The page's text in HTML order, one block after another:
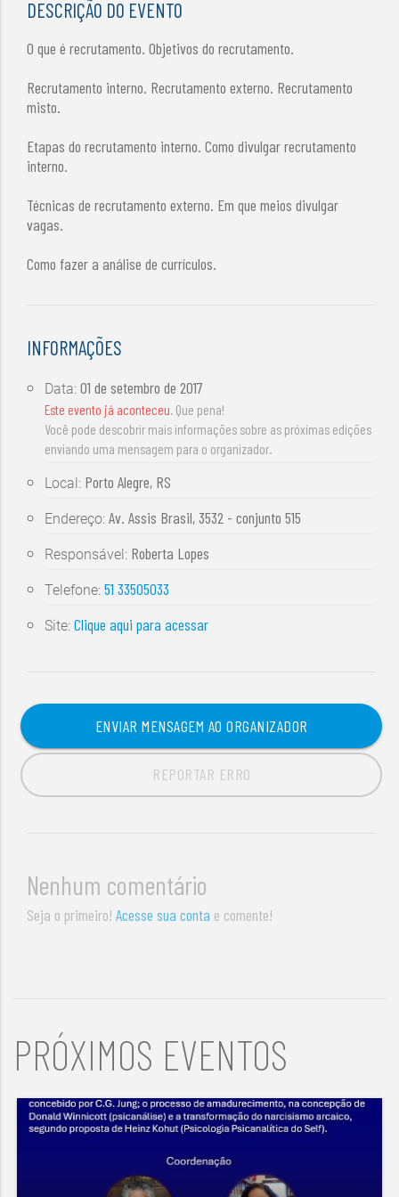
DESCRIÇÃO DO EVENTO
O que é recrutamento. Objetivos do recrutamento.
Recrutamento interno. Recrutamento externo. Recrutamento
misto.
Etapas do recrutamento interno. Como divulgar recrutamento
interno.
Técnicas de recrutamento externo. Em que meios divulgar
vagas.
Como fazer a análise de currículos.
INFORMAÇÕES
Data:01 de setembro de 2017
Este evento já aconteceu. Que pena!
Você pode descobrir mais informações sobre as próximas edições
enviando uma mensagem para o organizador.
Local: Porto Alegre, RS
Endereço:Av. Assis Brasil, 3532 - conjunto 515
Responsável: Roberta Lopes
Telefone:51 33505033
Site:Clique aqui para acessar
ENVIAR MENSAGEM AO ORGANIZADOR
REPORTAR ERRO
Nenhum comentário
Seja o primeiro!Acesse sua conta e comente!
PRÓXIMOS EVENTOS